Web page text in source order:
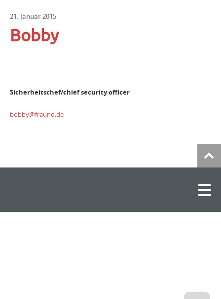
21. Januar 2015
Bobby
Sicherheitschef/chief security officer
bobby@fraund.de